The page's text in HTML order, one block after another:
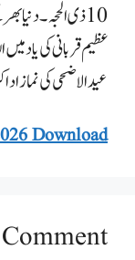
10 ذی الحجہ۔
عظیم قربانی کی یاد
عید الاضحی کی نماز
Download